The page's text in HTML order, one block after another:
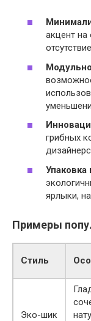
акцент на
грибных
Упаковка
ярлыки,
Примеры
Стиль
Эко-шик